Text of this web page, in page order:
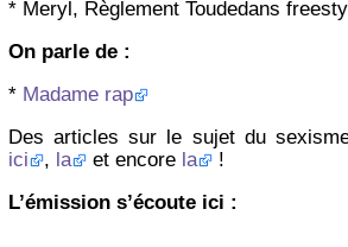
* Meryl, Règlement Toudedans
On parle de :
* Madame rap
Des articles sur le sujet du
ici
, la et encore la
!
L’émission s’écoute ici :